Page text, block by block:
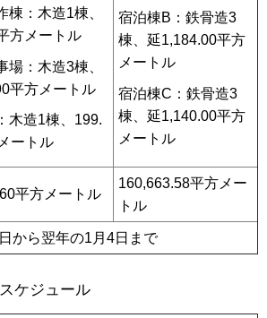
棟：木造1棟、
方メートル
場：木造3棟、
平方メートル
木造1棟、199.
ートル
宿泊棟B：鉄骨造3
棟、延1,184.00平方
メートル
宿泊棟C：鉄骨造3
棟、延1,140.00平方
メートル
平方メートル
160,663.58平方メー
トル
から翌年の1月4日まで
ケジュール